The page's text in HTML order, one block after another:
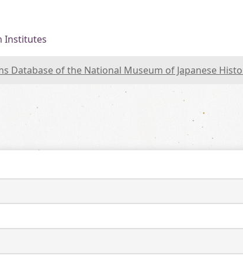
Institutes
Database of the National Museum of Japanese